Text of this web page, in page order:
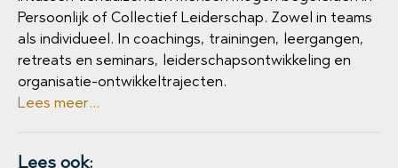
Persoonlijk of Collectief Leiderschap. Zowel in teams
als individueel. In coachings, trainingen, leergangen,
retreats en seminars, leiderschapsontwikkeling en
organisatie-ontwikkeltrajecten.
Lees meer...
Lees ook: